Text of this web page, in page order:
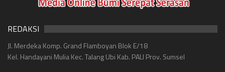
REDAKSI
Jl. Merdeka Komp. Grand Flamboyan Blok E/18
Kel. Handayani Mulia Kec. Talang Ubi Kab. PALI Prov. Sumsel